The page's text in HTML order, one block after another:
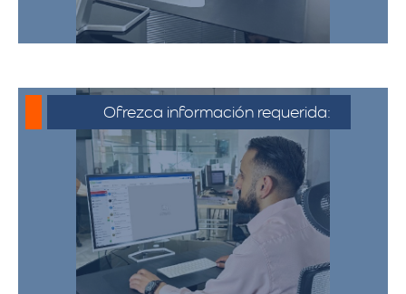
Ofrezca información requerida:
Debe proporcionar información detallada
sobre la mudanza, incluyendo la dirección
de origen y destino, el tipo y cantidad de
pertenencias.​